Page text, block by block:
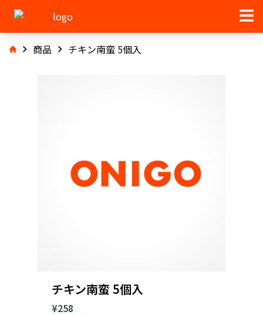
商品 チキン南蛮 5個入
チキン南蛮 5個入
¥258